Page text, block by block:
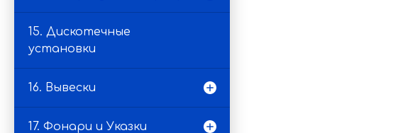
15. Дискотечные
установки
16. Вывески
17. Фонари и Указки